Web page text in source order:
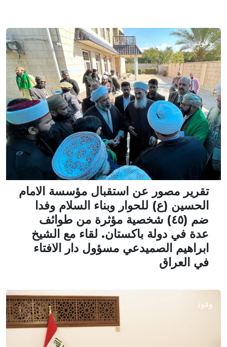
وفود
تقرير مصور عن استقبال مؤسسة الامام
الحسين (ع) للحوار وبناء السلام وفدا
ضم (٤٥) شخصية مؤثرة من طوائف
عدة في دولة باكستان. لقاء مع الشيخ
ابراهيم الصميدعي مسؤول دار الافتاء
في العراق
وفود